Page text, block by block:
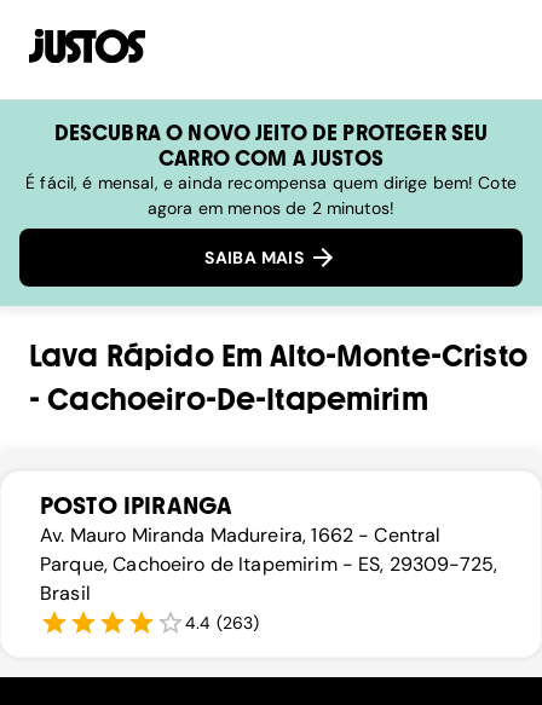
DESCUBRA O NOVO JEITO DE PROTEGER SEU
CARRO COM A JUSTOS
É fácil, é mensal, e ainda recompensa quem dirige bem! Cote
agora em menos de 2 minutos!
SAIBA MAIS
Lava RápidoEmAlto-Monte-Cristo
-Cachoeiro-De-Itapemirim
POSTO IPIRANGA
Av. Mauro Miranda Madureira, 1662 - Central
Parque, Cachoeiro de Itapemirim - ES, 29309-725,
Brasil
4.4 (263)